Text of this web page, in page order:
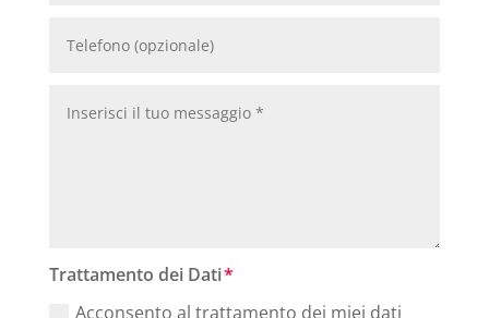
Trattamento dei Dati
Acconsento al trattamento dei miei dati